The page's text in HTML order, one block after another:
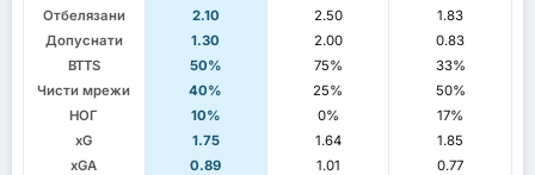
Отбелязани
2.10 2.50
1.83
Допуснати
1.30 2.00
0.83
BTTS
50% 75%
33%
Чисти мрежи
40% 25%
50%
НОГ
10% 0%
17%
xG
1.75 1.64
1.85
xGA
0.89 1.01 0.77